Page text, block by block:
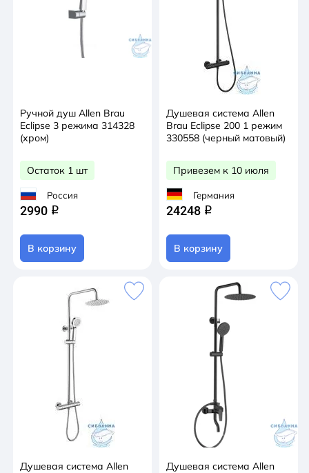
Ручной душ Allen Brau
Eclipse 3 режима 314328
(хром)
Остаток 1 шт
Россия
2990 q
В корзину
Душевая система Allen
Brau Eclipse 200 1 режим
330558 (черный матовый)
Привезем к 10 июля
Германия
24248 q
В корзину
Душевая система Allen
Душевая система Allen